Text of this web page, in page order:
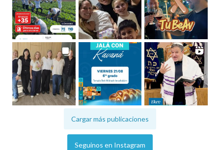
Cargar más publicaciones
Seguinos en Instagram